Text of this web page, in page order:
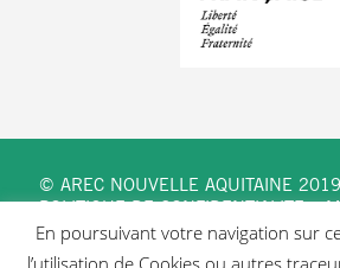
© AREC NOUVELLE AQUITAINE
POLITIQUE DE CONFIDENTIALITE–
En poursuivant votre navigation sur